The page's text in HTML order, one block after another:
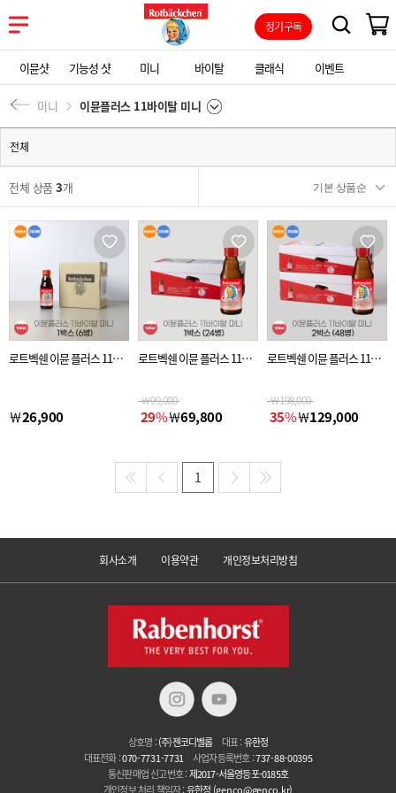
정기구독
이뮨샷 기능성 샷 미니 바이탈 클래식 이벤트
미니 이뮨플러스 11바이탈 미니
전체
전체 상품3개
로트벡쉔 이뮨 플러스 11바
￦26,900
로트벡쉔 이뮨 플러스 11바
￦99,000
29%￦69,800
로트벡쉔 이뮨 플러스 11바
￦198,000
35%￦129,000
1
회사소개 이용약관 개인정보처리방침
상호명 :(주)젠코디벨롭 대표 :유한정
대표전화 :070-7731-7731 사업자등록번호 :737-88-00395
통신판매업 신고번호 :제2017-서울영등포-0185호